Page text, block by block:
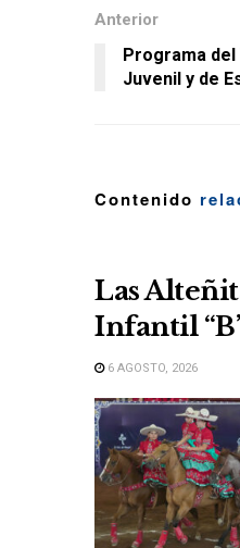
Anterior
Programa
Juvenil y de
Contenido
Las
Infantil
6 AGOSTO, 2026